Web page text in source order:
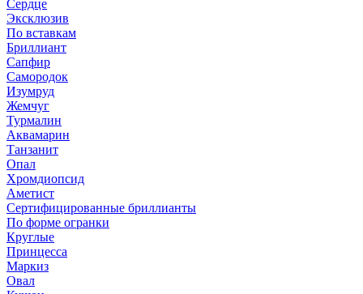
Сердце
Эксклюзив
По вставкам
Бриллиант
Сапфир
Самородок
Изумруд
Жемчуг
Турмалин
Аквамарин
Танзанит
Опал
Хромдиопсид
Аметист
Сертифицированные бриллианты
По форме огранки
Круглые
Принцесса
Маркиз
Овал